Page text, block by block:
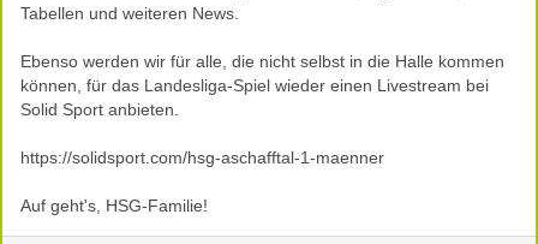
Tabellen und weiteren News.
Ebenso werden wir für alle, die nicht selbst in die Halle kommen
können, für das Landesliga-Spiel wieder einen Livestream bei
Solid Sport anbieten.
https://solidsport.com/hsg-aschafftal-1-maenner
Auf geht's, HSG-Familie!